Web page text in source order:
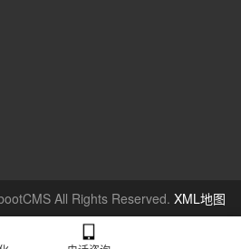
All Rights Reserved. XML地图